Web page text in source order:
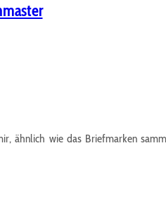
ähnlich wie das Briefmarken